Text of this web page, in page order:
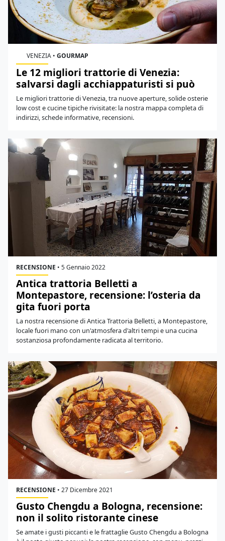
VENEZIA •GOURMAP
Le 12 migliori trattorie di Venezia:
salvarsi dagli acchiappaturisti si può
Le migliori trattorie di Venezia, tra nuove aperture, solide osterie
low cost e cucine tipiche rivisitate: la nostra mappa completa di
indirizzi, schede informative, recensioni.
RECENSIONE • 5 Gennaio 2022
Antica trattoria Belletti a
Montepastore, recensione: l’osteria da
gita fuori porta
La nostra recensione di Antica Trattoria Belletti, a Montepastore,
locale fuori mano con un'atmosfera d'altri tempi e una cucina
sostanziosa profondamente radicata al territorio.
RECENSIONE • 27 Dicembre 2021
Gusto Chengdu a Bologna, recensione:
non il solito ristorante cinese
Se amate i gusti piccanti e le frattaglie Gusto Chengdu a Bologna